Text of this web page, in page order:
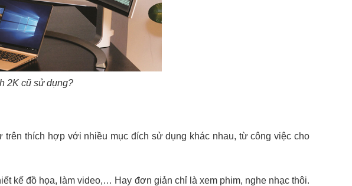
2K cũ sử dụng?
thích hợp với nhiều mục đích sử dụng khác nhau, từ công việc cho
kế đồ họa, làm video,… Hay đơn giản chỉ là xem phim, nghe nhạc thôi.